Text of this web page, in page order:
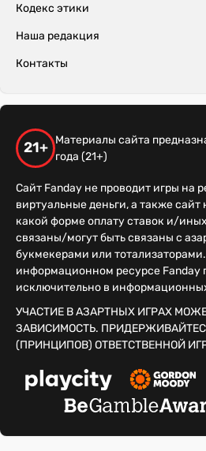
Кодекс этики
Наша редакция
Контакты
21+
Материалы сайта
года (21+)
Сайт Fanday не проводит игры на
виртуальные деньги, а также
какой форме оплату ставок и/
связаны/могут быть связаны с
букмекерами или
информационном ресурсе Fanday
исключительно в
УЧАСТИЕ В АЗАРТНЫХ ИГРАХ
ЗАВИСИМОСТЬ.
(ПРИНЦИПОВ) ОТВЕТСТВЕННОЙ